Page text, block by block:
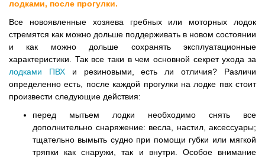
лодками, после прогулки.
Все новоявленные хозяева гребных или моторных лодок
стремятся как можно дольше поддерживать в новом состоянии
и как можно дольше сохранять эксплуатационные
характеристики. Так все таки в чем основной секрет ухода за
лодками ПВХи резиновыми, есть ли отличия? Различи
определенно есть, после каждой прогулки на лодке пвх стоит
произвести следующие действия:
перед мытьем лодки необходимо снять все
дополнительно снаряжение: весла, настил, аксессуары;
тщательно вымыть судно при помощи губки или мягкой
тряпки как снаружи, так и внутри. Особое внимание